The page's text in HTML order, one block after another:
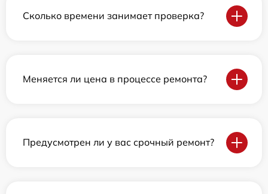
Сколько времени занимает проверка?
Меняется ли цена в процессе ремонта?
Предусмотрен ли у вас срочный ремонт?